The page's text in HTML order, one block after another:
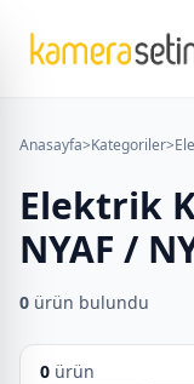
Anasayfa>Kategoriler>
Elektrik
NYAF /
0 ürün bulundu
0 ürün